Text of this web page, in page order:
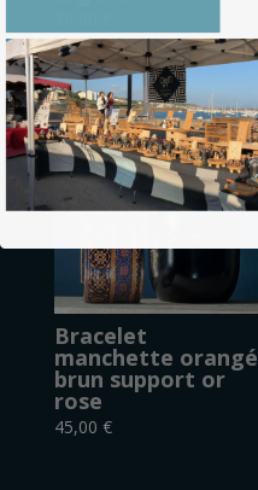
Bracelet
manchette orangé
brun support or
rose
45,00 €